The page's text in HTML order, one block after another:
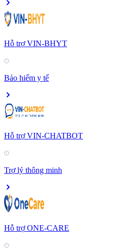
Hỗ trợ VIN-BHYT
Bảo hiểm y tế
Hỗ trợ VIN-CHATBOT
Trợ lý thông minh
Hỗ trợ ONE-CARE